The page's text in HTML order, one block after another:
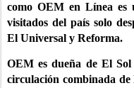
como OEM en Línea es
visitados del país solo
El Universal y Reforma.
OEM es dueña de El
circulación combinada